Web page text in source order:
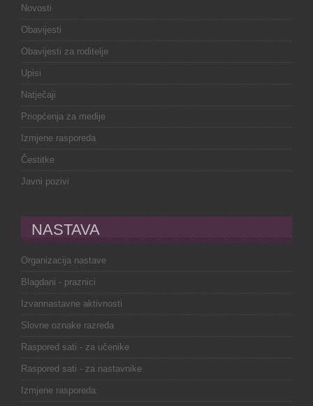
Novosti
Obavijesti
Obavijesti za roditelje
Upisi
Natječaji
Priopćenja za medije
Izmjene rasporeda
Čestitke
Javni pozivi
NASTAVA
Organizacija nastave
Blagdani - praznici
Izvannastavne aktivnosti
Slovne oznake razreda
Raspored sati - za učenike
Raspored sati - za nastavnike
Izmjene rasporeda